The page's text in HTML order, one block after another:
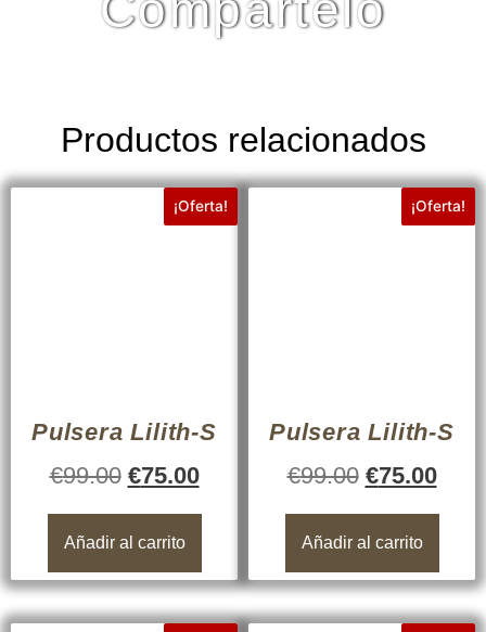
Productos relacionados
¡Oferta!
Pulsera Lilith-S
€99.00 €75.00
Añadir al carrito
¡Oferta!
Pulsera Lilith-S
€99.00 €75.00
Añadir al carrito